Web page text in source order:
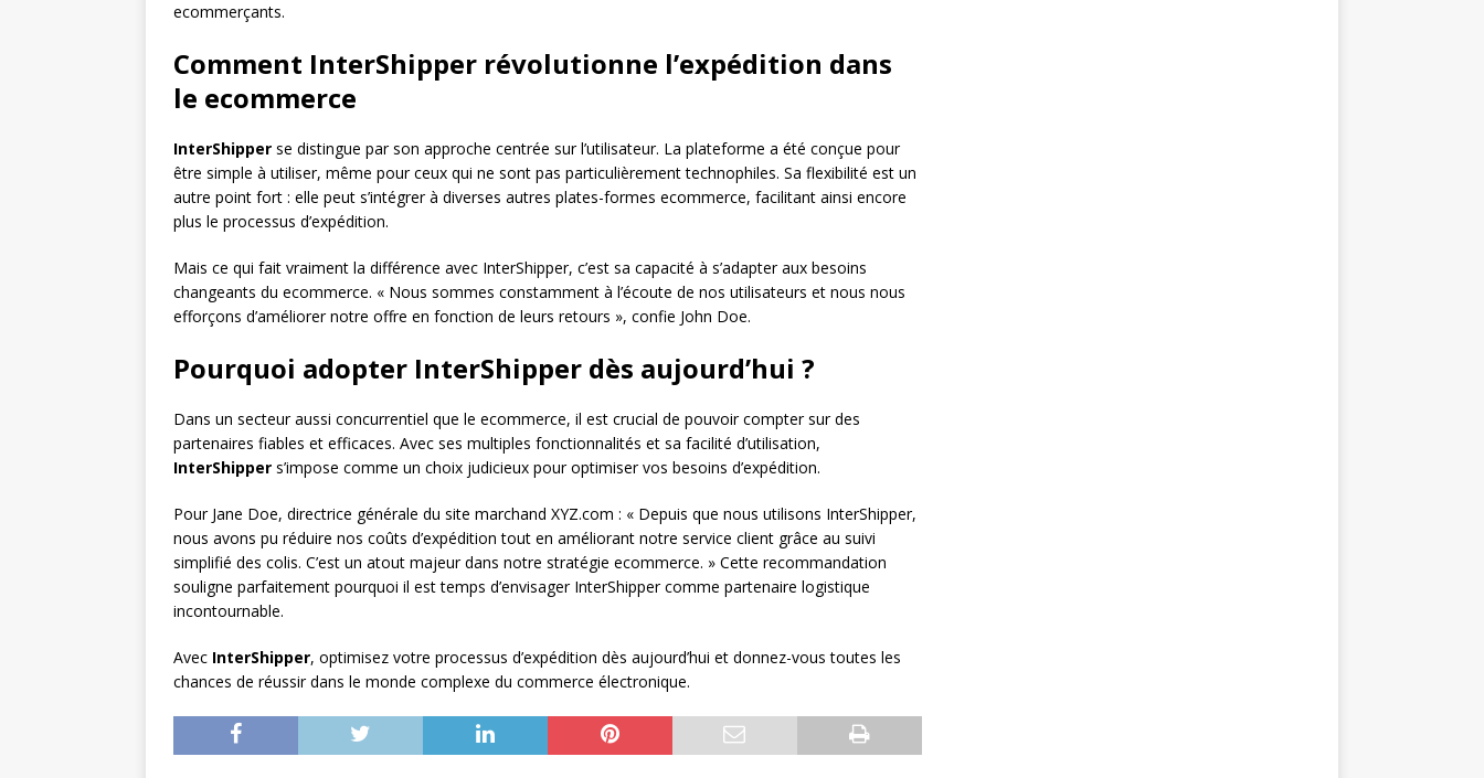
ecommerçants.
Comment InterShipper révolutionne l’expédition dans
le ecommerce
InterShipper se distingue par son approche centrée sur l’utilisateur. La plateforme a été conçue pour
être simple à utiliser, même pour ceux qui ne sont pas particulièrement technophiles. Sa flexibilité est un
autre point fort : elle peut s’intégrer à diverses autres plates-formes ecommerce, facilitant ainsi encore
plus le processus d’expédition.
Mais ce qui fait vraiment la différence avec InterShipper, c’est sa capacité à s’adapter aux besoins
changeants du ecommerce. « Nous sommes constamment à l’écoute de nos utilisateurs et nous nous
efforçons d’améliorer notre offre en fonction de leurs retours », confie John Doe.
Pourquoi adopter InterShipper dès aujourd’hui ?
Dans un secteur aussi concurrentiel que le ecommerce, il est crucial de pouvoir compter sur des
partenaires fiables et efficaces. Avec ses multiples fonctionnalités et sa facilité d’utilisation,
InterShipper s’impose comme un choix judicieux pour optimiser vos besoins d’expédition.
Pour Jane Doe, directrice générale du site marchand XYZ.com : « Depuis que nous utilisons InterShipper,
nous avons pu réduire nos coûts d’expédition tout en améliorant notre service client grâce au suivi
simplifié des colis. C’est un atout majeur dans notre stratégie ecommerce. » Cette recommandation
souligne parfaitement pourquoi il est temps d’envisager InterShipper comme partenaire logistique
incontournable.
Avec InterShipper, optimisez votre processus d’expédition dès aujourd’hui et donnez-vous toutes les
chances de réussir dans le monde complexe du commerce électronique.